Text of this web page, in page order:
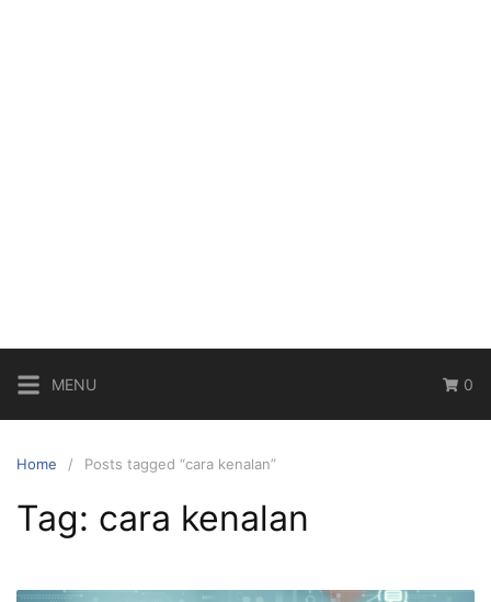
MENU 0
Home Posts tagged “cara kenalan”
Tag: cara kenalan